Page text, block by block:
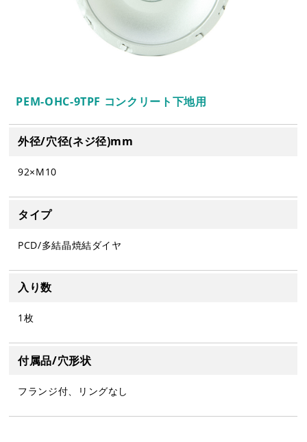
PEM-OHC-9TPF コンクリート下地用
外径/穴径(ネジ径)mm
92×M10
タイプ
PCD/多結晶焼結ダイヤ
入り数
1枚
付属品/穴形状
フランジ付、リングなし